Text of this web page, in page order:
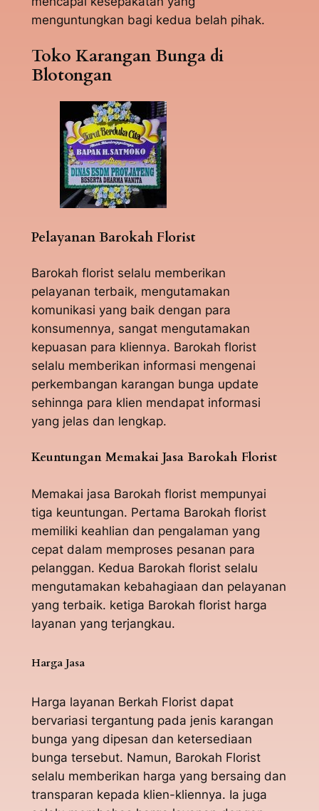
menguntungkan bagi kedua belah pihak.
Toko Karangan Bunga di
Blotongan
Pelayanan Barokah Florist
Barokah florist selalu memberikan
pelayanan terbaik, mengutamakan
komunikasi yang baik dengan para
konsumennya, sangat mengutamakan
kepuasan para kliennya. Barokah florist
selalu memberikan informasi mengenai
perkembangan karangan bunga update
sehinnga para klien mendapat informasi
yang jelas dan lengkap.
Keuntungan Memakai Jasa Barokah Florist
Memakai jasa Barokah florist mempunyai
tiga keuntungan. Pertama Barokah florist
memiliki keahlian dan pengalaman yang
cepat dalam memproses pesanan para
pelanggan. Kedua Barokah florist selalu
mengutamakan kebahagiaan dan pelayanan
yang terbaik. ketiga Barokah florist harga
layanan yang terjangkau.
Harga Jasa
Harga layanan Berkah Florist dapat
bervariasi tergantung pada jenis karangan
bunga yang dipesan dan ketersediaan
bunga tersebut. Namun, Barokah Florist
selalu memberikan harga yang bersaing dan
transparan kepada klien-kliennya. Ia juga